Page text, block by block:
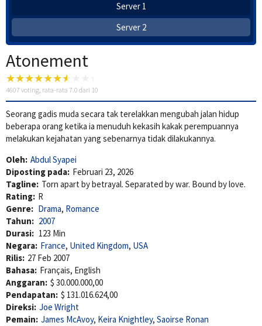
Server 1
Server 2
Atonement
4607 voting, rata-rata 7.0 dari 10
Seorang gadis muda secara tak terelakkan mengubah jalan hidup
beberapa orang ketika ia menuduh kekasih kakak perempuannya
melakukan kejahatan yang sebenarnya tidak dilakukannya.
Oleh: Abdul Syapei
Diposting pada: Februari 23, 2026
Tagline: Torn apart by betrayal. Separated by war. Bound by love.
Rating: R
Genre: Drama, Romance
Tahun: 2007
Durasi: 123 Min
Negara: France, United Kingdom, USA
Rilis: 27 Feb 2007
Bahasa: Français, English
Anggaran: $ 30.000.000,00
Pendapatan: $ 131.016.624,00
Direksi: Joe Wright
Pemain: James McAvoy, Keira Knightley, Saoirse Ronan